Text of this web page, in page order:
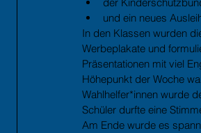
und ein neues
In den Klassen wurden
Werbeplakate und
Präsentationen mit viel
Höhepunkt der Woche
Wahlhelfer*innen wurde
Schüler durfte eine
Am Ende wurde es